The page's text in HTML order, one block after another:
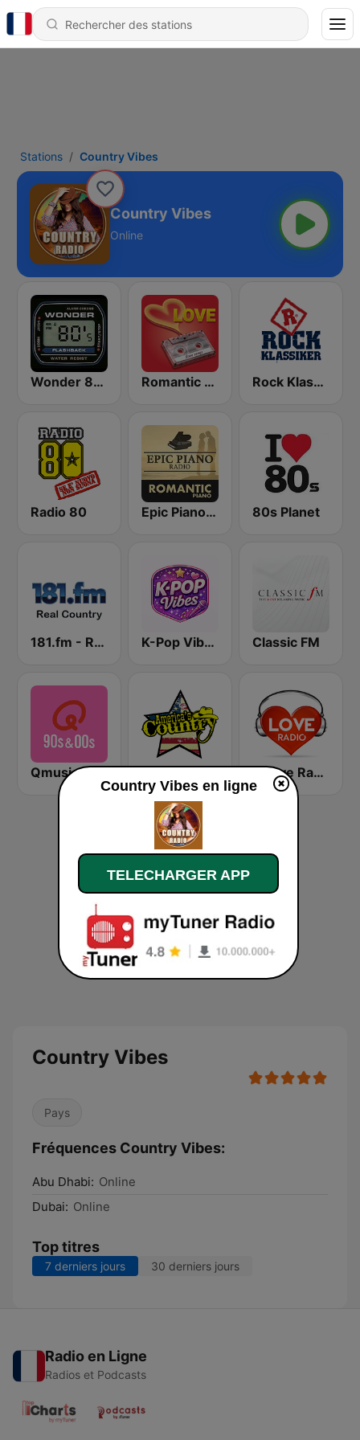
Stations Country Vibes
Country Vibes
Online
Wonder 80's Romantic Vibes Rock Klassiker
Radio 80 Epic Piano - ROMANTIC PIANO 80s Planet
181.fm - Real Country K-Pop Vibes Classic FM
Qmusic 90's & 00's America's Country 2 Love Radio
Country Vibes
Pays
Fréquences Country Vibes:
Abu Dhabi: Online
Dubai: Online
Top titres
7 derniers jours 30 derniers jours
Radio en Ligne
Radios et Podcasts
Country Vibes en ligne
TELECHARGER APP